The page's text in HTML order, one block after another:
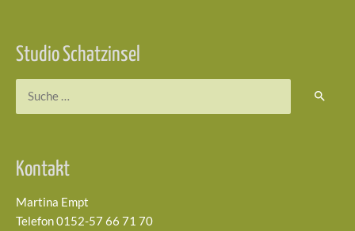
Studio Schatzinsel
Kontakt
Martina Empt
Telefon 0152-57 66 71 70